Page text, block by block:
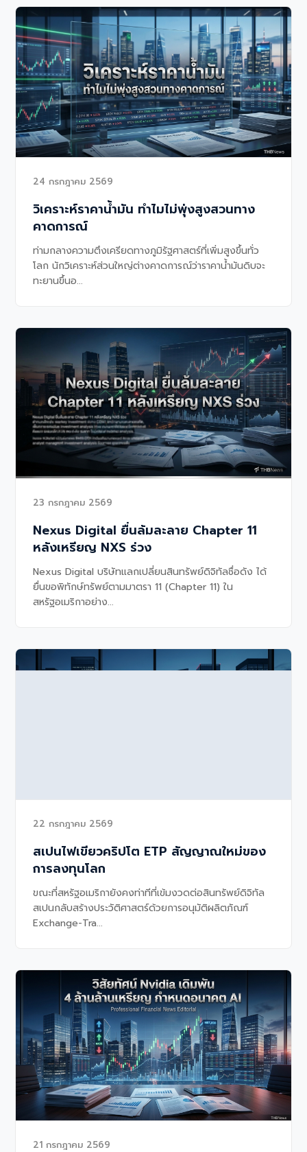
24 กรกฎาคม 2569
วิเคราะห์ราคาน้ำมัน ทำไมไม่พุ่งสูงสวนทาง
คาดการณ์
ท่ามกลางความตึงเครียดทางภูมิรัฐศาสตร์ที่เพิ่มสูงขึ้นทั่ว
โลก นักวิเคราะห์ส่วนใหญ่ต่างคาดการณ์ว่าราคาน้ำมันดิบจะ
ทะยานขึ้นอ...
23 กรกฎาคม 2569
Nexus Digital ยื่นล้มละลาย Chapter 11
หลังเหรียญ NXS ร่วง
Nexus Digital บริษัทแลกเปลี่ยนสินทรัพย์ดิจิทัลชื่อดัง ได้
ยื่นขอพิทักษ์ทรัพย์ตามมาตรา 11 (Chapter 11) ใน
สหรัฐอเมริกาอย่าง...
22 กรกฎาคม 2569
สเปนไฟเขียวคริปโต ETP สัญญาณใหม่ของ
การลงทุนโลก
ขณะที่สหรัฐอเมริกายังคงท่าทีที่เข้มงวดต่อสินทรัพย์ดิจิทัล
สเปนกลับสร้างประวัติศาสตร์ด้วยการอนุมัติผลิตภัณฑ์
Exchange-Tra...
21 กรกฎาคม 2569